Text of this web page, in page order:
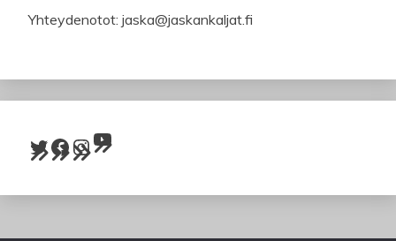
Yhteydenotot: jaska@jaskankaljat.fi
Twitter Facebook InstagramYouTube